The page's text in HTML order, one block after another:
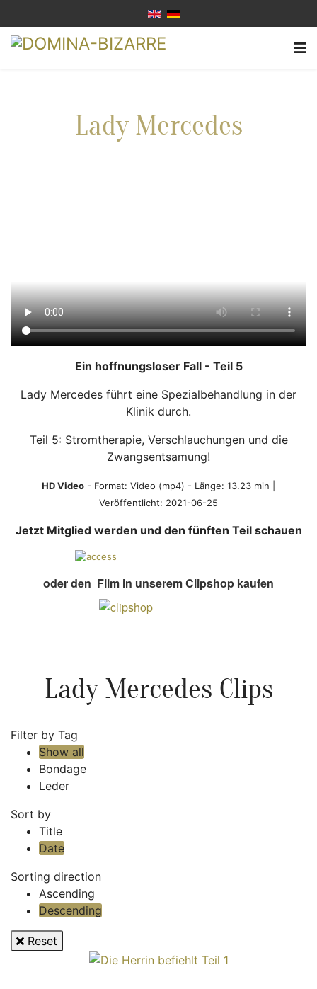
Lady Mercedes
Ein hoffnungsloser Fall - Teil 5
Lady Mercedes führt eine Spezialbehandlung in der
Klinik durch.
Teil 5: Stromtherapie, Verschlauchungen und die
Zwangsentsamung!
HD Video - Format: Video (mp4) - Länge: 13.23 min |
Veröffentlicht: 2021-06-25
Jetzt Mitglied werden und den fünften Teil schauen
oder den Film in unserem Clipshop kaufen
Lady Mercedes Clips
Filter by Tag
Show all
Bondage
Leder
Sort by
Title
Date
Sorting direction
Ascending
Descending
Reset